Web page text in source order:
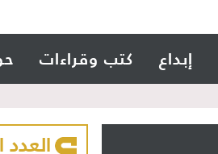
إبداع كتب وقراءات
العدد